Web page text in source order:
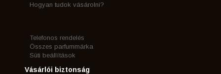
Hogyan tudok vásárolni?
Telefonos rendelés
Összes parfummárka
Süti beállítások
Vásárlói biztonság